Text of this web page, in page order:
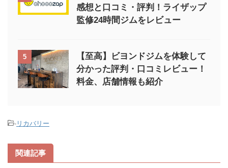
感想と口コミ・評判！ライザップ
監修24時間ジムをレビュー
5
【至高】ビヨンドジムを体験して
分かった評判・口コミレビュー！
料金、店舗情報も紹介
- リカバリー
関連記事